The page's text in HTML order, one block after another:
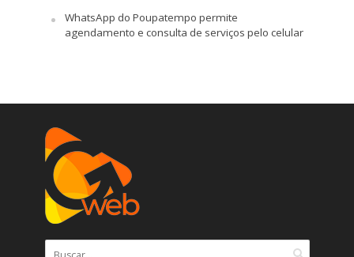
WhatsApp do Poupatempo permite
agendamento e consulta de serviços pelo celular